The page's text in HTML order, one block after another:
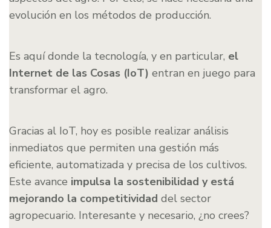
evolución en los métodos de producción.
Es aquí donde la tecnología, y en particular, el
Internet de las Cosas (IoT) entran en juego para
transformar el agro.
Gracias al IoT, hoy es posible realizar análisis
inmediatos que permiten una gestión más
eficiente, automatizada y precisa de los cultivos.
Este avance impulsa la sostenibilidad y está
mejorando la competitividad del sector
agropecuario. Interesante y necesario, ¿no crees?